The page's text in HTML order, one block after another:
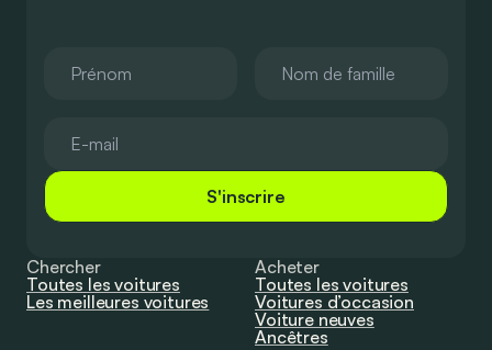
S'inscrire
Chercher
Toutes les voitures
Les meilleures voitures
Acheter
Toutes les voitures
Voitures d’occasion
Voiture neuves
Ancêtres